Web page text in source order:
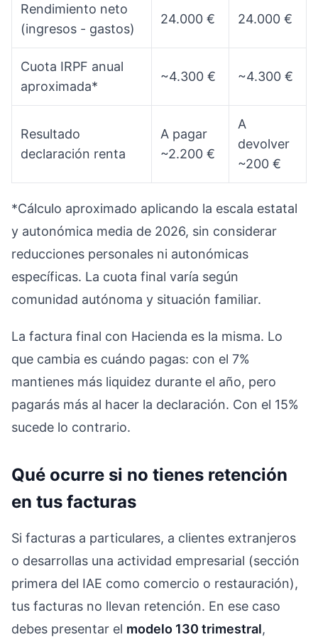
Rendimiento neto
(ingresos - gastos)
24.000 € 24.000 €
Cuota IRPF anual
aproximada*
~4.300 € ~4.300 €
Resultado
declaración renta
A pagar
~2.200 €
A
devolver
~200 €
*Cálculo aproximado aplicando la escala estatal
y autonómica media de 2026, sin considerar
reducciones personales ni autonómicas
específicas. La cuota final varía según
comunidad autónoma y situación familiar.
La factura final con Hacienda es la misma. Lo
que cambia es cuándo pagas: con el 7%
mantienes más liquidez durante el año, pero
pagarás más al hacer la declaración. Con el 15%
sucede lo contrario.
Qué ocurre si no tienes retención
en tus facturas
Si facturas a particulares, a clientes extranjeros
o desarrollas una actividad empresarial (sección
primera del IAE como comercio o restauración),
tus facturas no llevan retención. En ese caso
debes presentar el modelo 130 trimestral,